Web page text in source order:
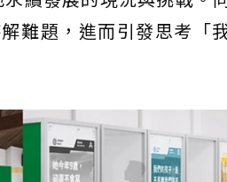
難題，進而引發思考「